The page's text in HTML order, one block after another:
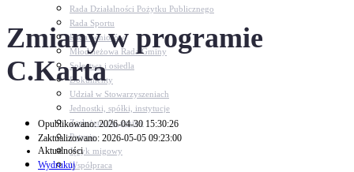
Rada Działalności Pożytku Publicznego
Rada Sportu
Rada Seniorów
Młodzieżowa Rada Gminy
Sołectwa i osiedla
Dokumenty
Udział w Stowarzyszeniach
Jednostki, spółki, instytucje
Zasłużeni dla gminy
Petycje
Język migowy
Współpraca
Zmiany w programie
C.Karta
Opublikowano: 2026-04-30 15:30:26
Zaktualizowano: 2026-05-05 09:23:00
Aktualności
Wydrukuj